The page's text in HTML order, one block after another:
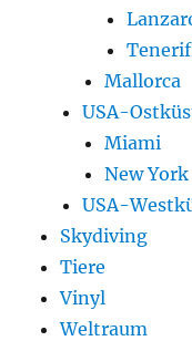
Mallorca
USA-
Miami
New York
USA-
Skydiving
Tiere
Vinyl
Weltraum